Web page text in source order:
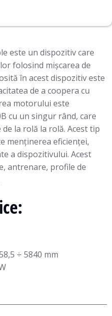
este un dispozitiv care
folosind mișcarea de
în acest dispozitiv este
de a coopera cu
motorului este
cu un singur rând, care
la rolă la rolă. Acest tip
menținerea eficienței,
a dispozitivului. Acest
antrenare, profile de
÷ 5840 mm